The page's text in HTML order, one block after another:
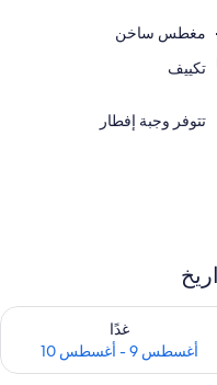
من الخارج
مغطس ساخن
تكييف
تتوفر وجبة إفطار
9
غدًا
أغسطس 9 - أغسطس 10
من مدى التوفر لغد للفترة أغسطس